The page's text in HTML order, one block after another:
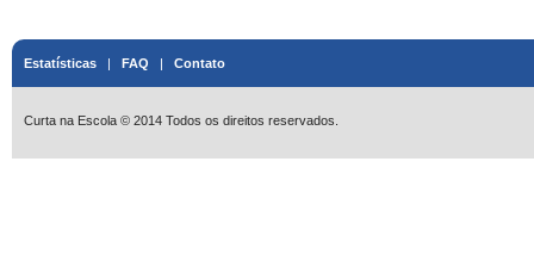
Estatísticas | FAQ | Contato
Curta na Escola © 2014 Todos os direitos reservados.